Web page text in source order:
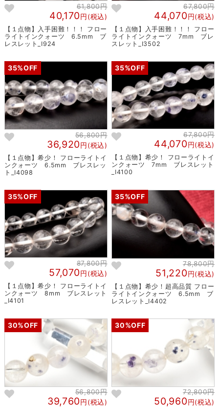
61,800円
40,170円(税込)
【１点物】入手困難！！！ フロー
ライトインクォーツ 6.5mm ブ
レスレット_I924
67,800円
44,070円(税込)
【１点物】入手困難！！！ フロー
ライトインクォーツ 7mm ブレ
スレット_I3502
35%OFF
56,800円
36,920円(税込)
【１点物】希少！ フローライトイ
ンクォーツ 6.5mm ブレスレッ
ト_I4098
35%OFF
67,800円
44,070円(税込)
【１点物】希少！ フローライトイ
ンクォーツ 7mm ブレスレット
_I4100
35%OFF
87,800円
57,070円(税込)
【１点物】希少！ フローライトイ
ンクォーツ 8mm ブレスレット
_I4101
35%OFF
78,800円
51,220円(税込)
【１点物】希少！超高品質 フロー
ライトインクォーツ 6.5mm ブ
レスレット_I4402
30%OFF
56,800円
39,760円(税込)
30%OFF
72,800円
50,960円(税込)